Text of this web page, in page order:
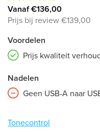
Vanaf €136,00
Prijs bij review €139,00
Voordelen
Prijs kwaliteit
Nadelen
Geen USB-A naar
Tonecontrol